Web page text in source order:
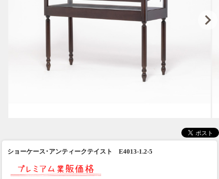
ショーケース･アンティークテイスト E4013-1.2-5